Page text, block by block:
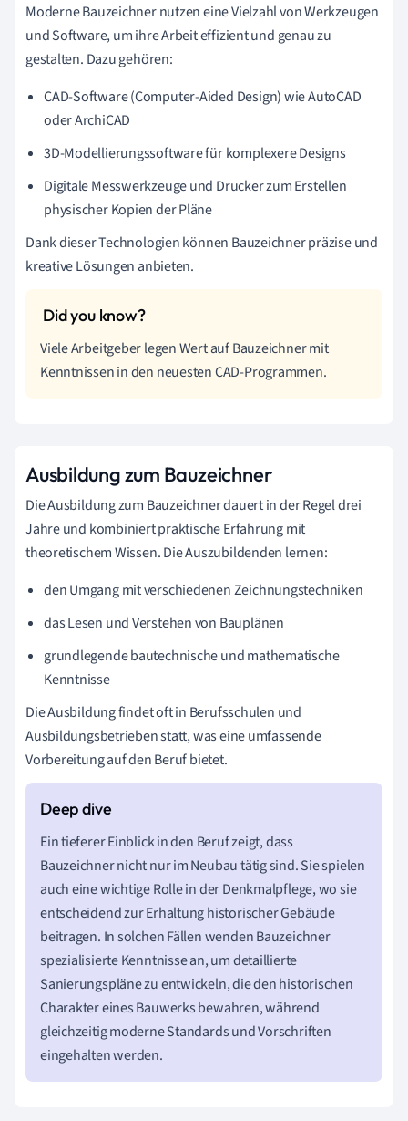
Moderne Bauzeichner nutzen eine Vielzahl von Werkzeugen
und Software, um ihre Arbeit effizient und genau zu
gestalten. Dazu gehören:
CAD-Software (Computer-Aided Design) wie AutoCAD
oder ArchiCAD
3D-Modellierungssoftware für komplexere Designs
Digitale Messwerkzeuge und Drucker zum Erstellen
physischer Kopien der Pläne
Dank dieser Technologien können Bauzeichner präzise und
kreative Lösungen anbieten.
Viele Arbeitgeber legen Wert auf Bauzeichner mit
Kenntnissen in den neuesten CAD-Programmen.
Ausbildung zum Bauzeichner
Die Ausbildung zum Bauzeichner dauert in der Regel drei
Jahre und kombiniert praktische Erfahrung mit
theoretischem Wissen. Die Auszubildenden lernen:
den Umgang mit verschiedenen Zeichnungstechniken
das Lesen und Verstehen von Bauplänen
grundlegende bautechnische und mathematische
Kenntnisse
Die Ausbildung findet oft in Berufsschulen und
Ausbildungsbetrieben statt, was eine umfassende
Vorbereitung auf den Beruf bietet.
Ein tieferer Einblick in den Beruf zeigt, dass
Bauzeichner nicht nur im Neubau tätig sind. Sie spielen
auch eine wichtige Rolle in der Denkmalpflege, wo sie
entscheidend zur Erhaltung historischer Gebäude
beitragen. In solchen Fällen wenden Bauzeichner
spezialisierte Kenntnisse an, um detaillierte
Sanierungspläne zu entwickeln, die den historischen
Charakter eines Bauwerks bewahren, während
gleichzeitig moderne Standards und Vorschriften
eingehalten werden.